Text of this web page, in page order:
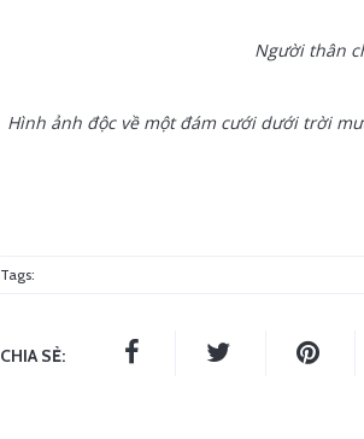
Người thân
Hình ảnh độc về một đám cưới dưới trời
Tags:
CHIA SẺ: